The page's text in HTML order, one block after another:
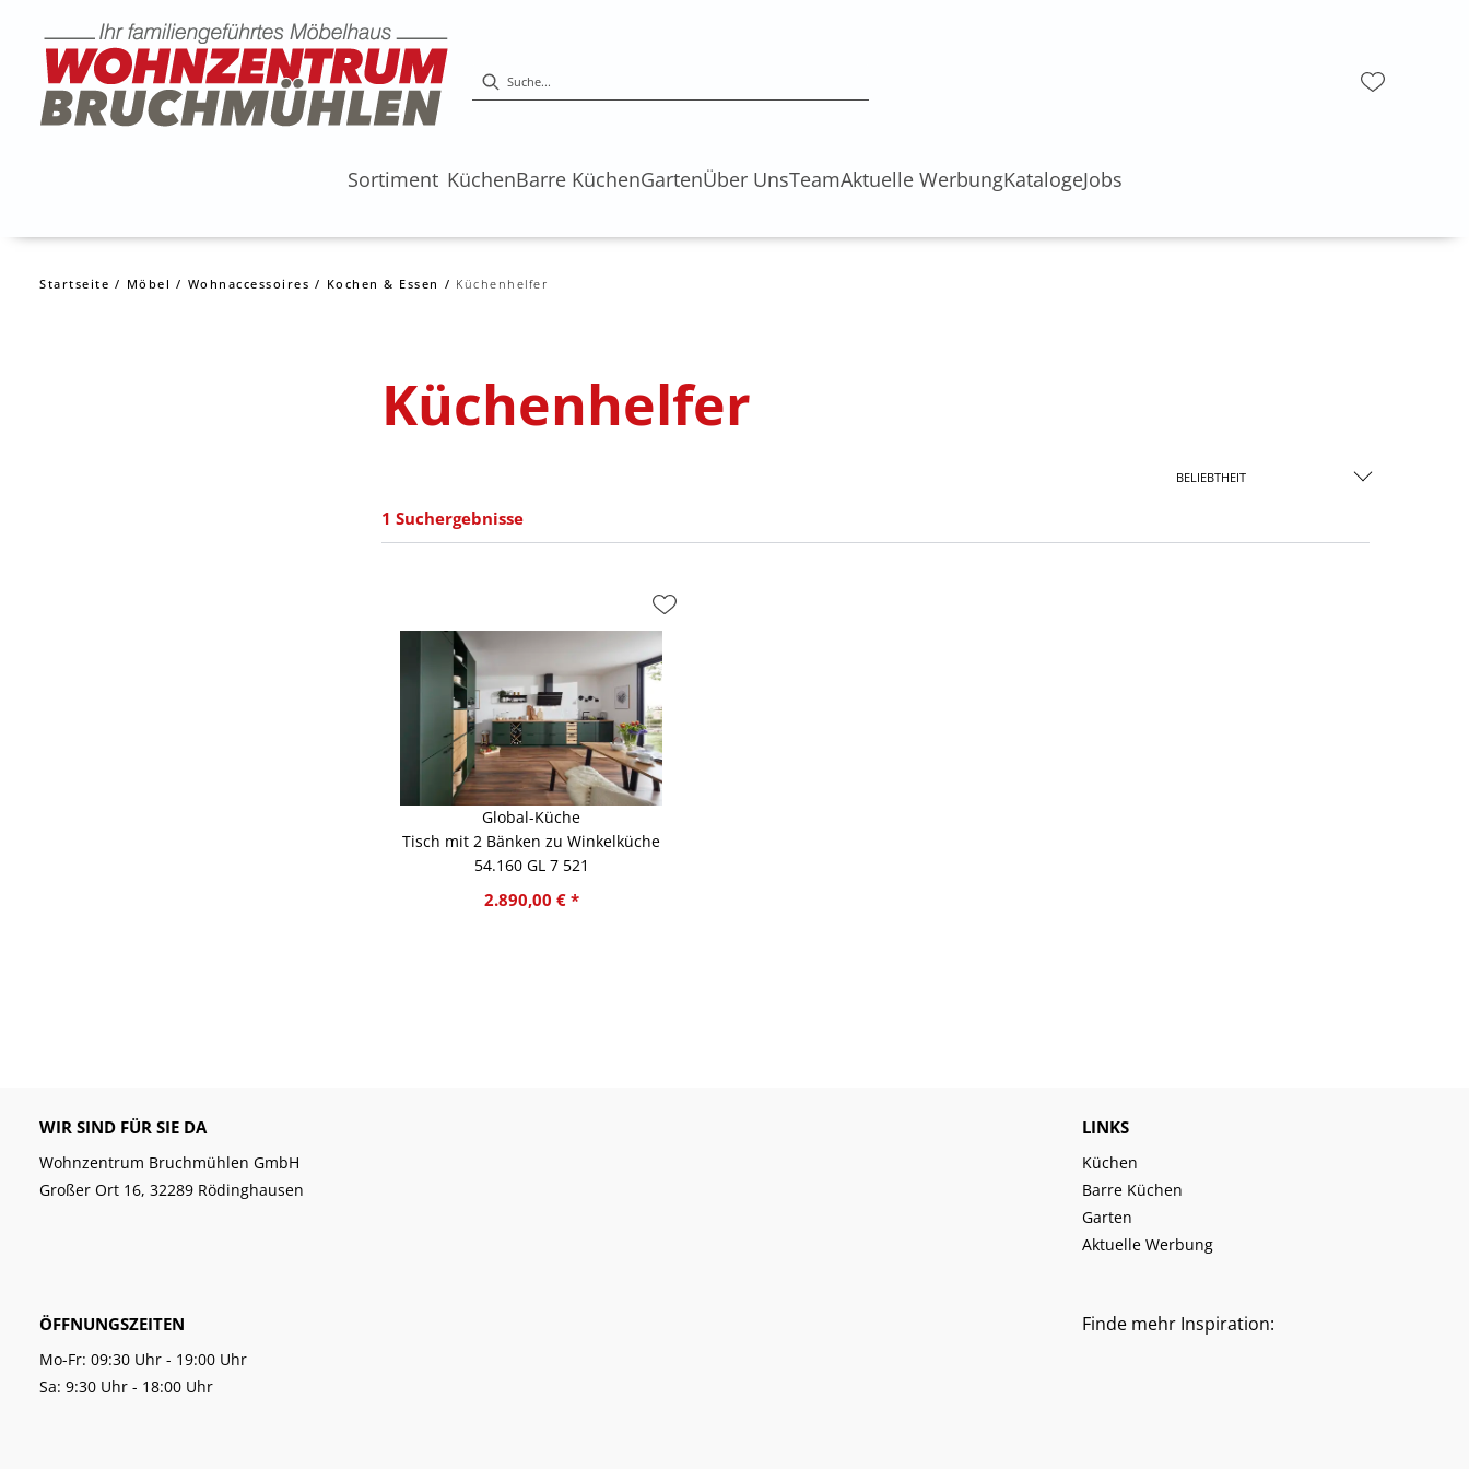
Sortiment KüchenBarre KüchenGartenÜber UnsTeamAktuelle WerbungKatalogeJobs
Startseite Möbel Wohnaccessoires Kochen & Essen Küchenhelfer
Küchenhelfer
BELIEBTHEIT
1 Suchergebnisse
Global-Küche
Tisch mit 2 Bänken zu Winkelküche
54.160 GL 7 521
2.890,00 € *
WIR SIND FÜR SIE DA
Wohnzentrum Bruchmühlen GmbH
Großer Ort 16, 32289 Rödinghausen
LINKS
Küchen
Barre Küchen
Garten
Aktuelle Werbung
ÖFFNUNGSZEITEN
Mo-Fr: 09:30 Uhr - 19:00 Uhr
Sa: 9:30 Uhr - 18:00 Uhr
Finde mehr Inspiration: